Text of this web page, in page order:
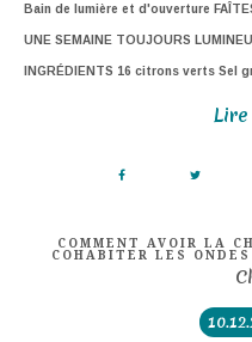
Bain de lumière et d'ouverture
UNE SEMAINE TOUJOURS
INGRÉDIENTS 16 citrons verts Sel
COMMENT AVOIR LA
COHABITER LES